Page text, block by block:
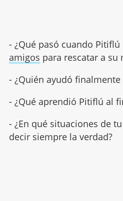
- ¿Qué pasó cuando
amigos para rescatar a su
- ¿Quién ayudó finalmente
- ¿Qué aprendió Pitiflú al
- ¿En qué situaciones de
decir siempre la verdad?